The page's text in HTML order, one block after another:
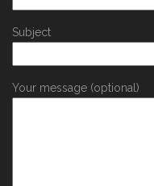
Subject
Your message (optional)